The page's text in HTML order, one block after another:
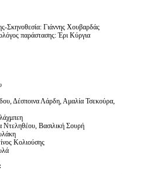
Σκηνοθεσία: Γιάννης Χουβαρδάς
παράστασης: Έρι Κύργια
Δέσποινα Λάρδη, Αμαλία Τσεκούρα,
Ντεληθέου, Βασιλική Σουρή
Κολιούσης